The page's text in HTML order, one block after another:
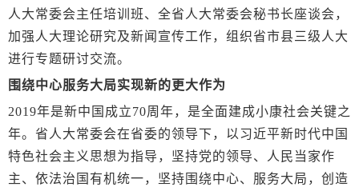
人大常委会主任培训班、全省人大常委会秘书长座谈会，
加强人大理论研究及新闻宣传工作，组织省市县三级人大
进行专题研讨交流。
围绕中心服务大局实现新的更大作为
2019年是新中国成立70周年，是全面建成小康社会关键之
年。省人大常委会在省委的领导下，以习近平新时代中国
特色社会主义思想为指导，坚持党的领导、人民当家作
主、依法治国有机统一，坚持围绕中心、服务大局，创造